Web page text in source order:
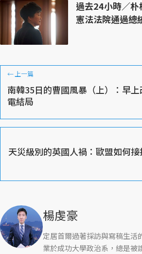
過去24小時／
憲法法院通過總
←上一篇
南韓35日的曹國風暴（上）：早
電結局
天災級別的英國人禍：歐盟如何接
楊虔豪
定居首爾過著採訪與寫稿生活
業於成功大學政治系，總是被